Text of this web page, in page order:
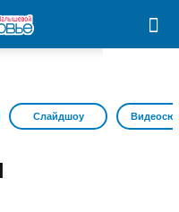
Слайдшоу